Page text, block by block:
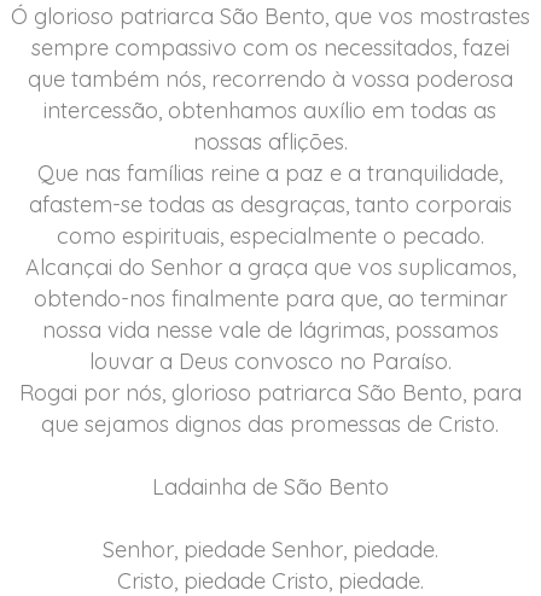
Ó glorioso patriarca São Bento, que vos mostrastes
sempre compassivo com os necessitados, fazei
que também nós, recorrendo à vossa poderosa
intercessão, obtenhamos auxílio em todas as
nossas aflições.
Que nas famílias reine a paz e a tranquilidade,
afastem-se todas as desgraças, tanto corporais
como espirituais, especialmente o pecado.
Alcançai do Senhor a graça que vos suplicamos,
obtendo-nos finalmente para que, ao terminar
nossa vida nesse vale de lágrimas, possamos
louvar a Deus convosco no Paraíso.
Rogai por nós, glorioso patriarca São Bento, para
que sejamos dignos das promessas de Cristo.
Ladainha de São Bento
Senhor, piedade Senhor, piedade.
Cristo, piedade Cristo, piedade.